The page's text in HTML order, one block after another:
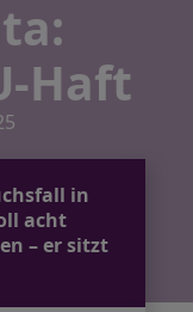
Haft
in
acht
– er sitzt